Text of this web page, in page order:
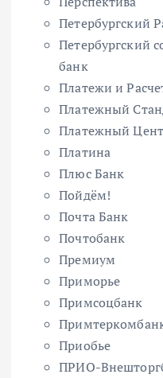
Петербургский
Петербургский
банк
Платежи и
Платежный
Платежный
Платина
Плюс Банк
Пойдём!
Почта Банк
Почтобанк
Премиум
Приморье
Примсоцбанк
Приобье
ПРИО-